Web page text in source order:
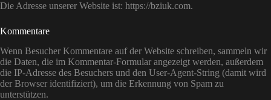
Die Adresse unserer Website ist: https://bziuk.com.
Kommentare
Wenn Besucher Kommentare auf der Website schreiben, sammeln wir
die Daten, die im Kommentar-Formular angezeigt werden, außerdem
die IP-Adresse des Besuchers und den User-Agent-String (damit wird
der Browser identifiziert), um die Erkennung von Spam zu
unterstützen.